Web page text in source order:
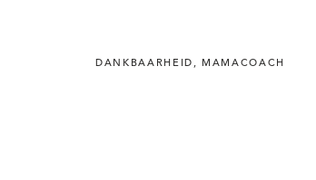
DANKBAARHEID , MAMACOACH